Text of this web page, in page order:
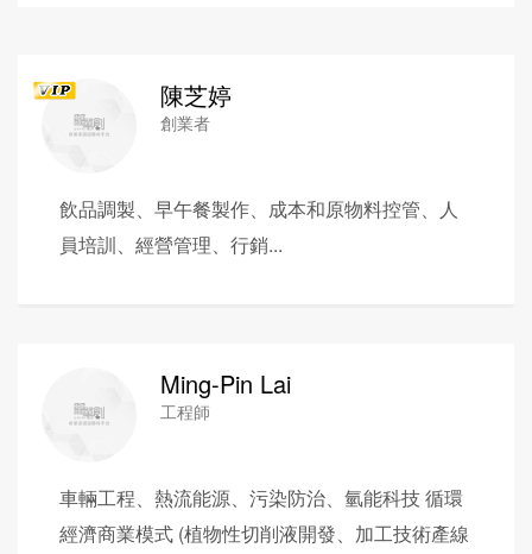
陳芝婷
創業者
飲品調製、早午餐製作、成本和原物料控管、人
員培訓、經營管理、行銷...
Ming-Pin Lai
工程師
車輛工程、熱流能源、污染防治、氫能科技 循環
經濟商業模式 (植物性切削液開發、加工技術產線